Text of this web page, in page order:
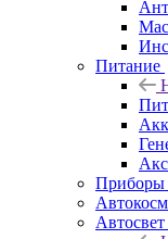
Питание
Приборы
Автосвет